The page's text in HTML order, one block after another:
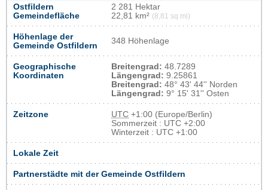
Ostfildern
Gemeindefläche
2 281 Hektar
22,81 km² (8,81 sq mi)
Höhenlage der
Gemeinde Ostfildern
348 Höhenlage
Geographische
Koordinaten
Breitengrad: 48.7289
Längengrad: 9.25861
Breitengrad: 48° 43' 44'' Norden
Längengrad: 9° 15' 31'' Osten
Zeitzone UTC +1:00 (Europe/Berlin)
Sommerzeit : UTC +2:00
Winterzeit : UTC +1:00
Lokale Zeit
Partnerstädte mit der Gemeinde Ostfildern